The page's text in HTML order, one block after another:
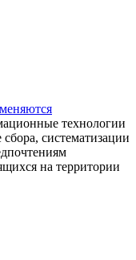
технологии
систематизации
на территории